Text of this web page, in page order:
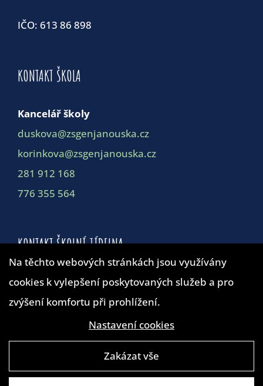
IČO: 613 86 898
KONTAKT ŠKOLA
Kancelář školy
duskova@zsgenjanouska.cz
korinkova@zsgenjanouska.cz
281 912 168
776 355 564
KONTAKT ŠKOLNÍ JÍDELNA
Školní jídelna
duskova@zsgenjanouska.cz
Na těchto webových stránkách jsou využívány
cookies k vylepšení poskytovaných služeb a pro
zvýšení komfortu při prohlížení.
Nastavení cookies
Zakázat vše